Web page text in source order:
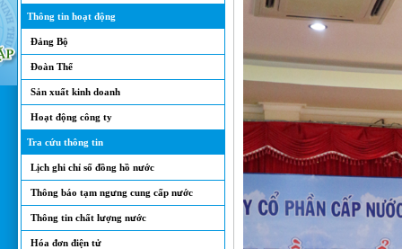
Thông tin hoạt động
Đảng Bộ
Đoàn Thể
Sản xuất kinh doanh
Hoạt động công ty
Tra cứu thông tin
Lịch ghi chỉ số đồng hồ nước
Thông báo tạm ngưng cung cấp nước
Thông tin chất lượng nước
Hóa đơn điện tử